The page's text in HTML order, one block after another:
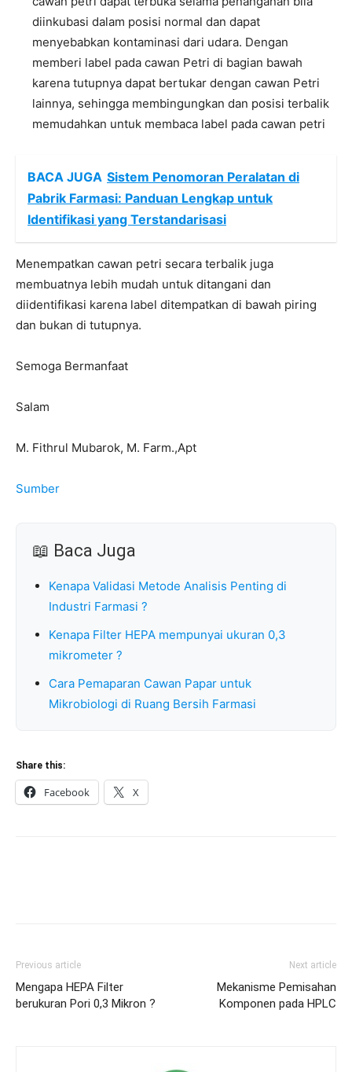
diinkubasi dalam posisi normal dan dapat
menyebabkan kontaminasi dari udara. Dengan
memberi label pada cawan Petri di bagian bawah
karena tutupnya dapat bertukar dengan cawan Petri
lainnya, sehingga membingungkan dan posisi terbalik
memudahkan untuk membaca label pada cawan petri
BACA JUGA Sistem Penomoran Peralatan di
Pabrik Farmasi: Panduan Lengkap untuk
Identifikasi yang Terstandarisasi
Menempatkan cawan petri secara terbalik juga
membuatnya lebih mudah untuk ditangani dan
diidentifikasi karena label ditempatkan di bawah piring
dan bukan di tutupnya.
Semoga Bermanfaat
Salam
M. Fithrul Mubarok, M. Farm.,Apt
Sumber
📖 Baca Juga
Kenapa Validasi Metode Analisis Penting di
Industri Farmasi ?
Kenapa Filter HEPA mempunyai ukuran 0,3
mikrometer ?
Cara Pemaparan Cawan Papar untuk
Mikrobiologi di Ruang Bersih Farmasi
Share this:
Facebook X
Previous article
Mengapa HEPA Filter
berukuran Pori 0,3 Mikron ?
Next article
Mekanisme Pemisahan
Komponen pada HPLC